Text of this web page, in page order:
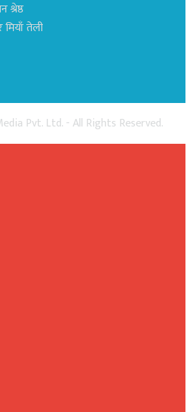
तेली
Pvt. Ltd. - All Rights Reserved.